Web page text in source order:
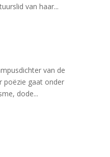
van haar...
van de
poëzie gaat onder
dode...